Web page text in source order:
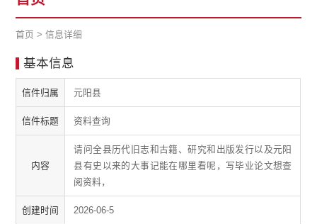
首页 > 信息详细
基本信息
信件归属 元阳县
信件标题 资料查询
内容
请问全县历代旧志和古籍、研究和出版发行以及元阳
县有史以来的大事记能在哪里看呢，写毕业论文想查
阅资料，
创建时间 2026-06-5